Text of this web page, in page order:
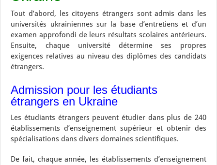
Tout d’abord, les citoyens étrangers sont admis dans les
universités ukrainiennes sur la base d’entretiens et d’un
examen approfondi de leurs résultats scolaires antérieurs.
Ensuite, chaque université détermine ses propres
exigences relatives au niveau des diplômes des candidats
étrangers.
Admission pour les étudiants
étrangers en Ukraine
Les étudiants étrangers peuvent étudier dans plus de 240
établissements d’enseignement supérieur et obtenir des
spécialisations dans divers domaines scientifiques.
De fait, chaque année, les établissements d’enseignement